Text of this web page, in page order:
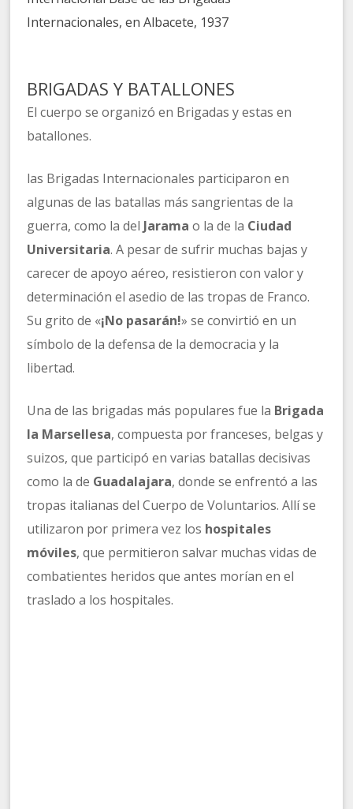
Internacionales, en Albacete, 1937
BRIGADAS Y BATALLONES
El cuerpo se organizó en Brigadas y estas en
batallones.
las Brigadas Internacionales participaron en
algunas de las batallas más sangrientas de la
guerra, como la del Jaramao la de la Ciudad
Universitaria. A pesar de sufrir muchas bajas y
carecer de apoyo aéreo, resistieron con valor y
determinación el asedio de las tropas de Franco.
Su grito de «¡No pasarán!» se convirtió en un
símbolo de la defensa de la democracia y la
libertad.
Una de las brigadas más populares fue la Brigada
la Marsellesa, compuesta por franceses, belgas y
suizos, que participó en varias batallas decisivas
como la de Guadalajara, donde se enfrentó a las
tropas italianas del Cuerpo de Voluntarios. Allí se
utilizaron por primera vez los hospitales
móviles, que permitieron salvar muchas vidas de
combatientes heridos que antes morían en el
traslado a los hospitales.